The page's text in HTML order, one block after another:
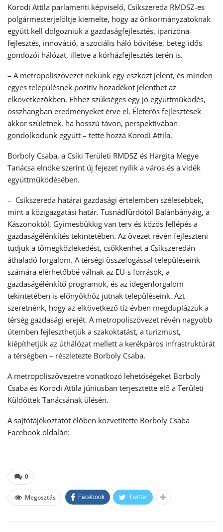
Korodi Attila parlamenti képviselő, Csíkszereda RMDSZ-es
polgármesterjelöltje kiemelte, hogy az önkormányzatoknak
együtt kell dolgozniuk a gazdaságfejlesztés, iparizóna-
fejlesztés, innováció, a szociális háló bővítése, beteg-idős
gondozói hálózat, illetve a kórházfejlesztés terén is.
– A metropoliszövezet nekünk egy eszközt jelent, és minden
egyes településnek pozitív hozadékot jelenthet az
elkövetkezőkben. Ehhez szükséges egy jó együttműködés,
összhangban eredményeket érve el. Életerős fejlesztések
akkor születnek, ha hosszú távon, perspektívában
gondolkodunk együtt – tette hozzá Korodi Attila.
Borboly Csaba, a Csíki Területi RMDSZ és Hargita Megye
Tanácsa elnöke szerint új fejezet nyílik a város és a vidék
együttműködésében.
– Csíkszereda határai gazdasági értelemben szélesebbek,
mint a közigazgatási határ. Tusnádfürdőtől Balánbányáig, a
Kászonoktól, Gyimesbükkig van terv és közös fellépés a
gazdaságélénkítés tekintetében. Az övezet révén fejleszteni
tudjuk a tömegközlekedést, csökkenhet a Csíkszeredán
áthaladó forgalom. A térségi összefogással településeink
számára elérhetőbbé válnak az EU-s források, a
gazdaságélénkítő programok, és az idegenforgalom
tekintetében is előnyökhöz jutnak településeink. Azt
szeretnénk, hogy az elkövetkező tíz évben megduplázzuk a
térség gazdasági erejét. A metropoliszövezet révén nagyobb
ütemben fejleszthetjük a szakoktatást, a turizmust,
kiépíthetjük az úthálózat mellett a kerékpáros infrastruktúrát
a térségben – részletezte Borboly Csaba.
A metropoliszövezetre vonatkozó lehetőségeket Borboly
Csaba és Korodi Attila júniusban terjesztette elő a Területi
Küldöttek Tanácsának ülésén.
A sajtótájékoztatót élőben közvetítette Borboly Csaba
Facebook oldalán:
0
Megosztás Facebook Twitter